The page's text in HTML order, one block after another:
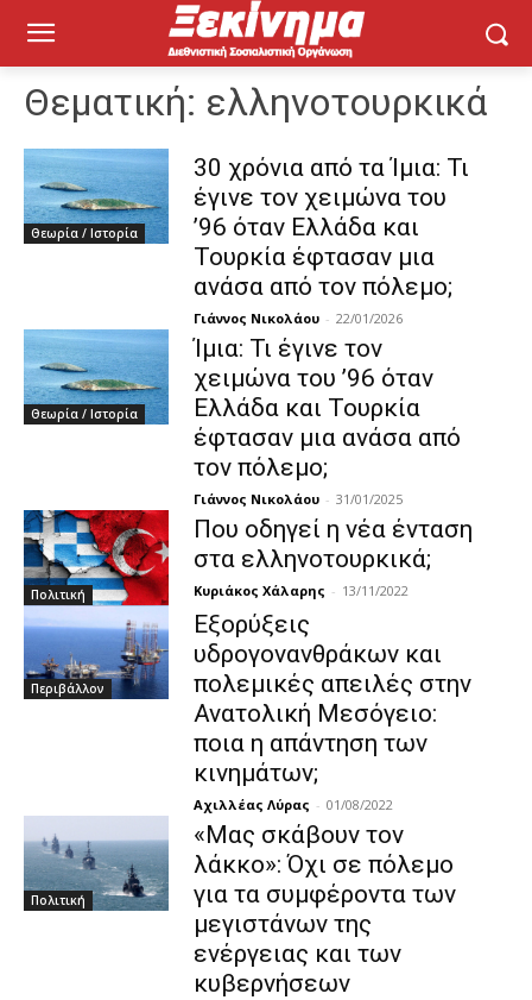
Θεματική: ελληνοτουρκικά
Θεωρία / Ιστορία
30 χρόνια από τα Ίμια: Τι
έγινε τον χειμώνα του
’96 όταν Ελλάδα και
Τουρκία έφτασαν μια
ανάσα από τον πόλεμο;
Γιάννος Νικολάου - 22/01/2026
Θεωρία / Ιστορία
Ίμια: Τι έγινε τον
χειμώνα του ’96 όταν
Ελλάδα και Τουρκία
έφτασαν μια ανάσα από
τον πόλεμο;
Γιάννος Νικολάου - 31/01/2025
Πολιτική
Που οδηγεί η νέα ένταση
στα ελληνοτουρκικά;
Κυριάκος Χάλαρης - 13/11/2022
Περιβάλλον
Εξορύξεις
υδρογονανθράκων και
πολεμικές απειλές στην
Ανατολική Μεσόγειο:
ποια η απάντηση των
κινημάτων;
Αχιλλέας Λύρας - 01/08/2022
Πολιτική
«Μας σκάβουν τον
λάκκο»: Όχι σε πόλεμο
για τα συμφέροντα των
μεγιστάνων της
ενέργειας και των
κυβερνήσεων